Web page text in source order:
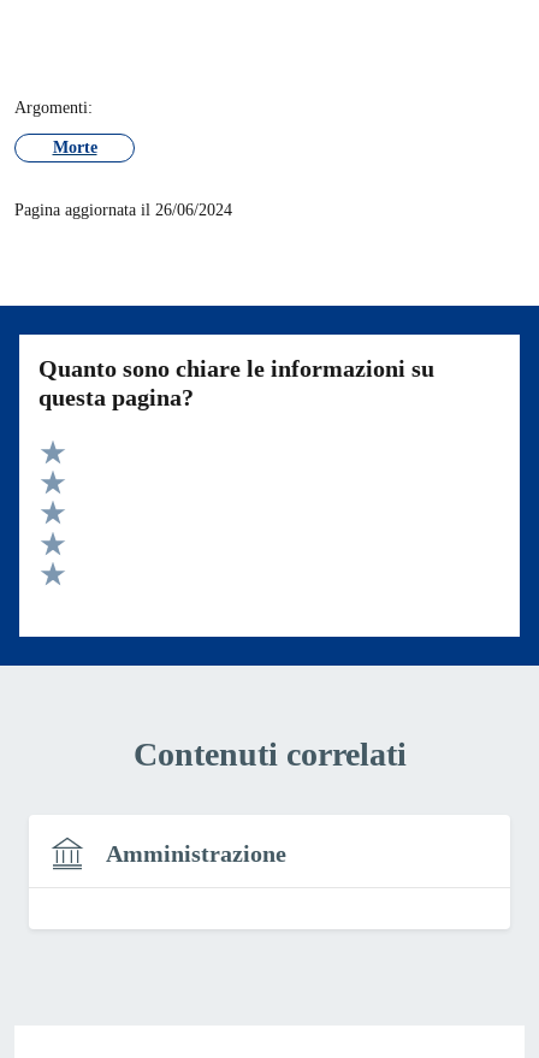
Argomenti:
Morte
Pagina aggiornata il 26/06/2024
Quanto sono chiare le informazioni su
questa pagina?
Valuta 5 stelle su 5
Valuta 4 stelle su 5
Valuta 3 stelle su 5
Valuta 2 stelle su 5
Contenuti correlati
Amministrazione